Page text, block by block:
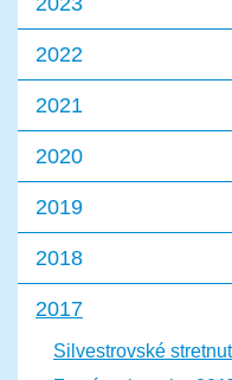
2022
2021
2020
2019
2018
2017
Silvestrovské